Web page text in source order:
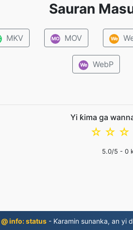
Sauran
MKV MO MOV We
We WebP
Yi ƙima ga
☆
☆
☆
5.0/5 - 0
@ info: status - Ƙaramin sunanka, an yi